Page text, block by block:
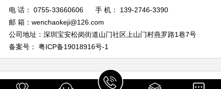
电 话： 0755-33660606
手 机： 139-2746-3390
邮 箱：wenchaokeji@126.com
公司地址：深圳宝安松岗街道山门社区上山门村燕罗路1巷7号
备案号： 粤ICP备19018916号-1